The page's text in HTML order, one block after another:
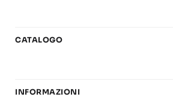
CATALOGO
Chitarra
INFORMAZIONI